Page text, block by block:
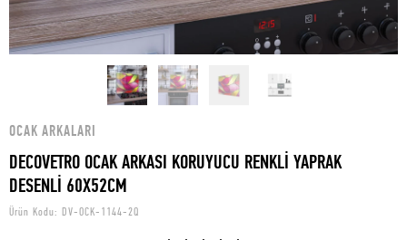
OCAK ARKALARI
DECOVETRO OCAK ARKASI KORUYUCU RENKLİ YAPRAK
DESENLİ 60X52CM
Ürün Kodu: DV-OCK-1144-2Q